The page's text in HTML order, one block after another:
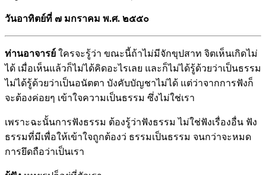
วันอาทิตย์ที่ ๗ มกราคม พ.ศ. ๒๕๕๐
ท่านอาจารย์ ใครจะรู้ว่า ขณะนี้ถ้าไม่มีจักขุปสาท จิตเห็นเกิดไม่
ได้ เมื่อเห็นแล้วก็ไม่ได้คิดอะไรเลย และก็ไม่ได้รู้ด้วยว่าเป็นธรรม
ไม่ได้รู้ด้วยว่าเป็นอนัตตา บังคับบัญชาไม่ได้ แต่ว่าจากการฟังก็
จะต้องค่อยๆ เข้าใจความเป็นธรรม ซึ่งไม่ใช่เรา
เพราะฉะนั้นการฟังธรรม ต้องรู้ว่าฟังธรรม ไม่ใช่ฟังเรื่องอื่น ฟัง
ธรรมที่มีเพื่อให้เข้าใจถูกต้องว่ ธรรมเป็นธรรม จนกว่าจะหมด
การยึดถือว่าเป็นเรา